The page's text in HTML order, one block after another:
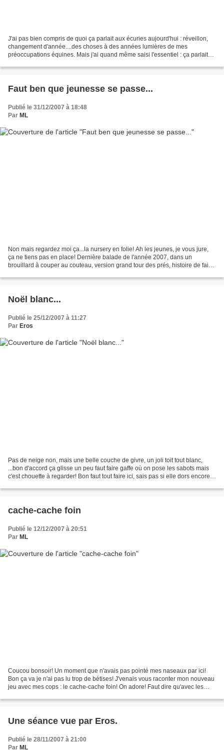
J'ai pas bien compris de quoi ça parlait aux écuries aujourd'hui : réveillon,
changement d'année....des choses à des années lumières de mes
préoccupations équines. Mais j'ai quand même saisi l'essentiel : ça parlait
Faut ben que jeunesse se passe...
Publié le 31/12/2007 à 18:48
Par ML
Non mais regardez moi ça...la nursery en folie! Ah les jeunes, je vous jure,
ça ne tiens pas en place! Dernière balade de l'année 2007, dans un
brouillard à couper au couteau, version grand tour des prés, histoire de faire
Noël blanc...
Publié le 25/12/2007 à 11:27
Par Eros
Pas de neige non, mais une belle couche de givre, un joli toit tout blanc,
...bon d'accord ça glisse un peu faut faire gaffe où on pose les sabots mais
c'est chouette à regarder! Bon faut tout faire ici, sais pas si elle dors encore
cache-cache foin
Publié le 12/12/2007 à 20:51
Par ML
Coucou bonsoir! Un moment que n'avais pas pointé mes naseaux par ici!
Bon ça va je n'ai pas lu trop de bétises! J'venais vous raconter mon nouveau
jeu avec mes cops : le cache-cache foin! On adore! Faut dire qu'avec les
Une séance vue par Eros.
Publié le 28/11/2007 à 21:00
Par ML